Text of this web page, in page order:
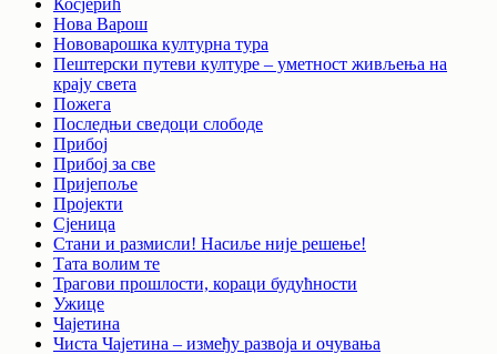
Нова Варош
Нововарошка културна тура
Пештерски путеви културе – уметност живљења на
крају света
Пожега
Последњи сведоци слободе
Прибој
Прибој за све
Пријепоље
Пројекти
Сјеница
Стани и размисли! Насиље није решење!
Тата волим те
Трагови прошлости, кораци будућности
Ужице
Чајетина
Чиста Чајетина – између развоја и очувања